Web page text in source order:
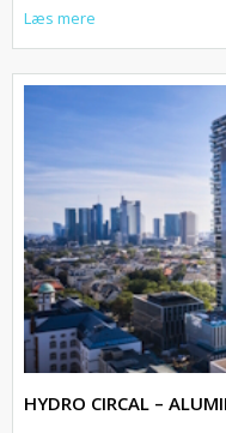
Læs mere
HYDRO CIRCAL –